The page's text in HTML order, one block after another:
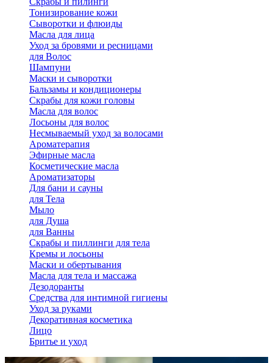
Тонизирование кожи
Сыворотки и флюиды
Масла для лица
Уход за бровями и ресницами
для Волос
Шампуни
Маски и сыворотки
Бальзамы и кондиционеры
Скрабы для кожи головы
Масла для волос
Лосьоны для волос
Несмываемый уход за волосами
Ароматерапия
Эфирные масла
Косметические масла
Ароматизаторы
Для бани и сауны
для Тела
Мыло
для Душа
для Ванны
Скрабы и пиллинги для тела
Кремы и лосьоны
Маски и обертывания
Масла для тела и массажа
Дезодоранты
Средства для интимной гигиены
Уход за руками
Декоративная косметика
Лицо
Бритье и уход